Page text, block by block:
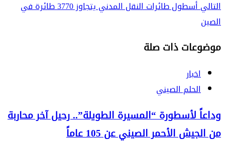
التالي
أسطول طائرات النقل المدني يتجاوز 3770 طائرة في
الصين
موضوعات ذات صلة
اخبار
الحلم الصيني
وداعاً لأسطورة “المسيرة الطويلة”.. رحيل آخر محاربة
من الجيش الأحمر الصيني عن 105 عاماً